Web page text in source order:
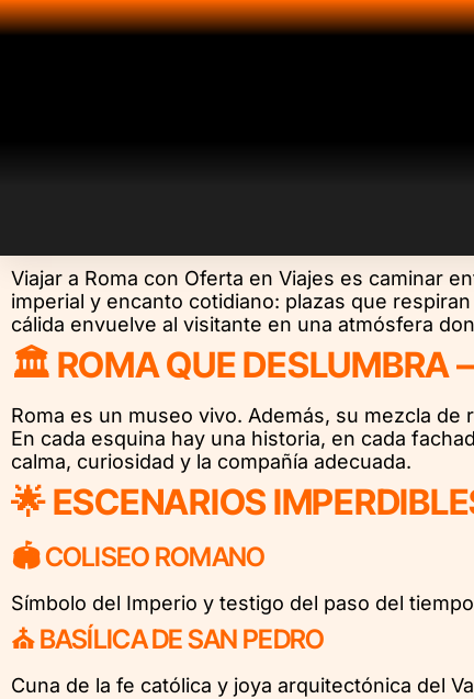
Viajar a Roma con Oferta en Viajes es caminar
imperial y encanto cotidiano: plazas que
cálida envuelve al visitante en una atmósfera
🏛️ ROMA QUE DESLUMBRA
Roma es un museo vivo. Además, su mezcla
En cada esquina hay una historia, en cada
calma, curiosidad y la compañía adecuada.
🌟 ESCENARIOS
🏟️ COLISEO ROMANO
Símbolo del Imperio y testigo del paso del
⛪ BASÍLICA DE SAN PEDRO
Cuna de la fe católica y joya arquitectónica del